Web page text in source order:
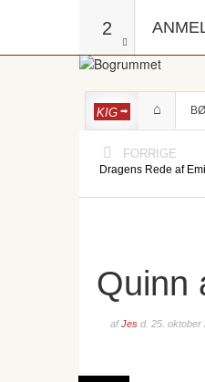
2
KIG
FORRIGE
Dragens Rede af
Quinn
afJes d. 25. oktober